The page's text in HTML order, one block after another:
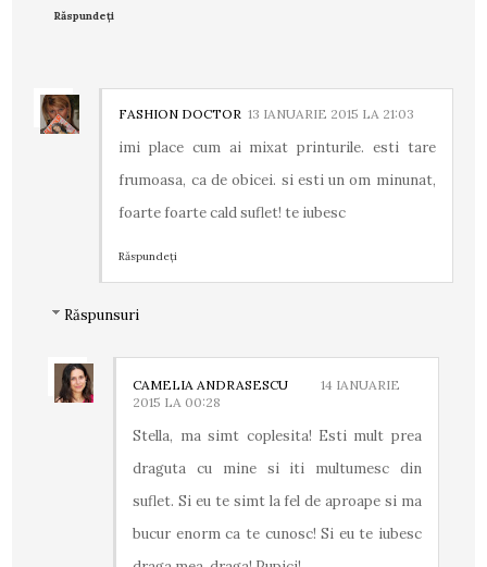
Răspundeți
FASHION DOCTOR 13 IANUARIE 2015 LA 21:03
imi place cum ai mixat printurile. esti tare
frumoasa, ca de obicei. si esti un om minunat,
foarte foarte cald suflet! te iubesc
Răspundeți
Răspunsuri
CAMELIA ANDRASESCU
14 IANUARIE
2015 LA 00:28
Stella, ma simt coplesita! Esti mult prea
draguta cu mine si iti multumesc din
suflet. Si eu te simt la fel de aproape si ma
bucur enorm ca te cunosc! Si eu te iubesc